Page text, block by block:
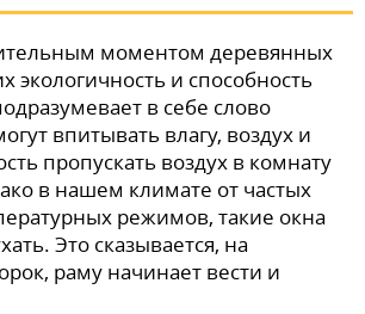
моментом деревянных
экологичность и способность
в себе слово
впитывать влагу, воздух и
пропускать воздух в комнату
в нашем климате от частых
режимов, такие окна
Это сказывается, на
раму начинает вести и